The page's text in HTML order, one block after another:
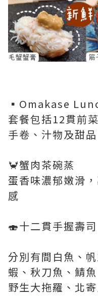
▪️Omakase
套餐包括12貫前
手卷、汁物及甜品
🦀蟹肉茶碗蒸
蛋香味濃郁嫩滑
感
🍣十二貫手握壽司
分別有間白魚、
蝦、秋刀魚、鯖
野生大拖羅、北寄